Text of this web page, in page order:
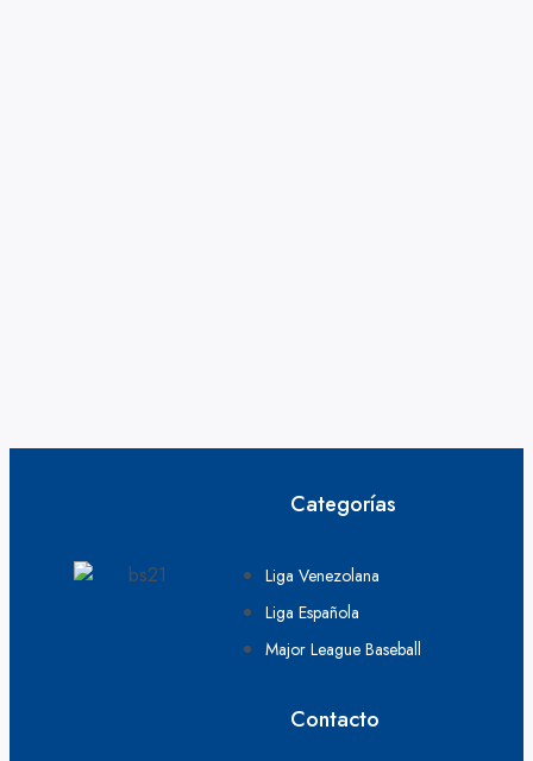
Categorías
Liga Venezolana
Liga Española
Major League Baseball
Contacto